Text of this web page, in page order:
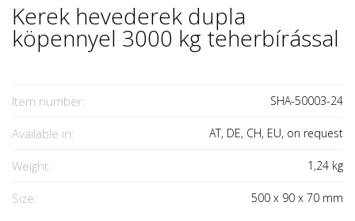
Kerek hevederek dupla
köpennyel 3000 kg teherbírással
Item number: SHA-50003-24
Available in: AT, DE, CH, EU, on request
Weight: 1,24 kg
Size: 500 x 90 x 70 mm